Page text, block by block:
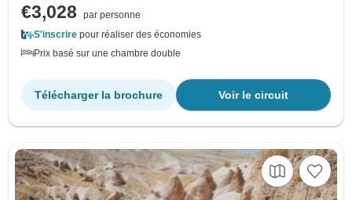
€3,028
par personne
S'inscrire pour réaliser des économies
Prix basé sur une chambre double
Voir le circuit
Télécharger la brochure